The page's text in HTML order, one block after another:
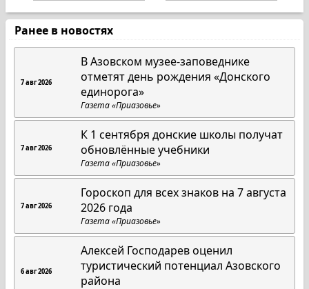
Ранее в новостях
7 авг 2026
В Азовском музее-заповеднике
отметят день рождения «Донского
единорога»
Газета «Приазовье»
7 авг 2026
К 1 сентября донские школы получат
обновлённые учебники
Газета «Приазовье»
7 авг 2026
Гороскоп для всех знаков на 7 августа
2026 года
Газета «Приазовье»
6 авг 2026
Алексей Господарев оценил
туристический потенциал Азовского
района